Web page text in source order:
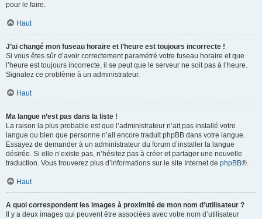
pour le faire.
Haut
J’ai changé mon fuseau horaire et l’heure est toujours incorrecte !
Si vous êtes sûr d’avoir correctement paramétré votre fuseau horaire et que
l’heure est toujours incorrecte, il se peut que le serveur ne soit pas à l’heure.
Signalez ce problème à un administrateur.
Haut
Ma langue n’est pas dans la liste !
La raison la plus probable est que l’administrateur n’ait pas installé votre
langue ou bien que personne n’ait encore traduit phpBB dans votre langue.
Essayez de demander à un administrateur du forum d’installer la langue
désirée. Si elle n’existe pas, n’hésitez pas à créer et partager une nouvelle
traduction. Vous trouverez plus d’informations sur le site Internet de phpBB®.
Haut
A quoi correspondent les images à proximité de mon nom d’utilisateur ?
Il y a deux images qui peuvent être associées avec votre nom d’utilisateur